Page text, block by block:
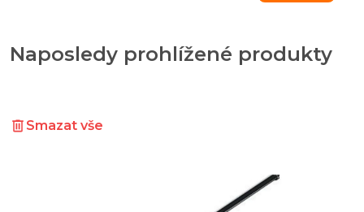
Naposledy prohlížené produkty
Smazat vše